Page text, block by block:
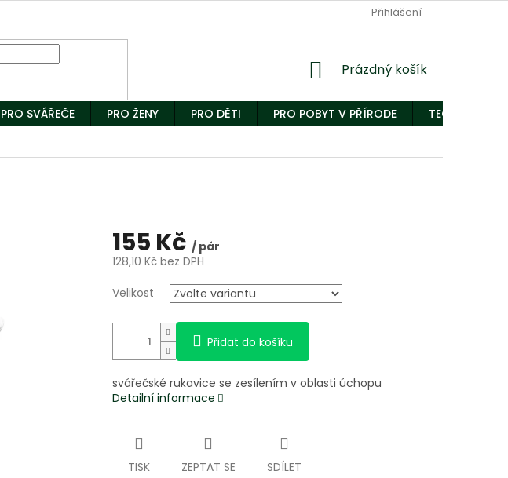
Přihlášení
Nákupní
Prázdný košík
PRO SVÁŘEČE PRO ŽENY PRO DĚTI PRO POBYT V PŘÍRODE
TECHNICKÝ
155 Kč / pár
128,10 Kč bez DPH
cena:
Velikost
Přidat do košíku
svářečské rukavice se zesílením v oblasti úchopu
Detailní informace
TISK ZEPTAT SE SDÍLET